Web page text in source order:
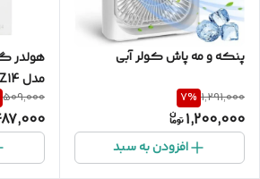
پنکه و مه پاش کولر آبی
1,291,000
7%
1,200,000
افزودن به سبد
509,000